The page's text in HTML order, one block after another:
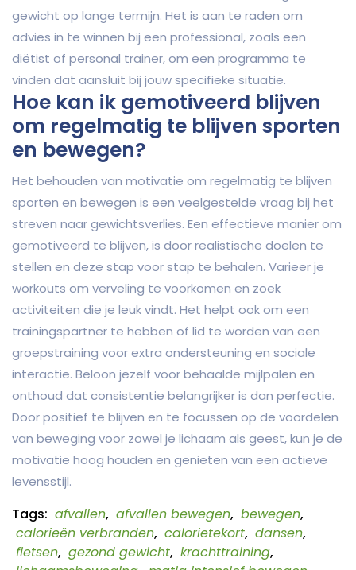
gewicht op lange termijn. Het is aan te raden om
advies in te winnen bij een professional, zoals een
diëtist of personal trainer, om een programma te
vinden dat aansluit bij jouw specifieke situatie.
Hoe kan ik gemotiveerd blijven
om regelmatig te blijven sporten
en bewegen?
Het behouden van motivatie om regelmatig te blijven
sporten en bewegen is een veelgestelde vraag bij het
streven naar gewichtsverlies. Een effectieve manier om
gemotiveerd te blijven, is door realistische doelen te
stellen en deze stap voor stap te behalen. Varieer je
workouts om verveling te voorkomen en zoek
activiteiten die je leuk vindt. Het helpt ook om een
trainingspartner te hebben of lid te worden van een
groepstraining voor extra ondersteuning en sociale
interactie. Beloon jezelf voor behaalde mijlpalen en
onthoud dat consistentie belangrijker is dan perfectie.
Door positief te blijven en te focussen op de voordelen
van beweging voor zowel je lichaam als geest, kun je de
motivatie hoog houden en genieten van een actieve
levensstijl.
Tags: afvallen, afvallen bewegen, bewegen,
calorieën verbranden, calorietekort, dansen,
fietsen, gezond gewicht, krachttraining,